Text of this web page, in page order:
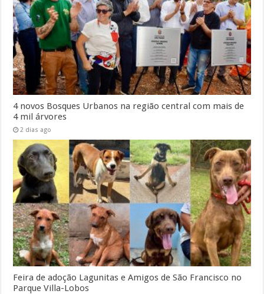
4 novos Bosques Urbanos na região central com mais de
4 mil árvores
2 dias ago
Feira de adoção Lagunitas e Amigos de São Francisco no
Parque Villa-Lobos